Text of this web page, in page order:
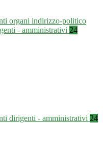
organi indirizzo-politico
- amministrativi 24
dirigenti - amministrativi 24